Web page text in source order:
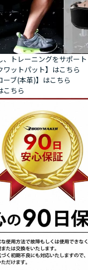
、トレーニングをサポート
ワットパット】はこちら
ーブ(本革)】はこちら
こちら